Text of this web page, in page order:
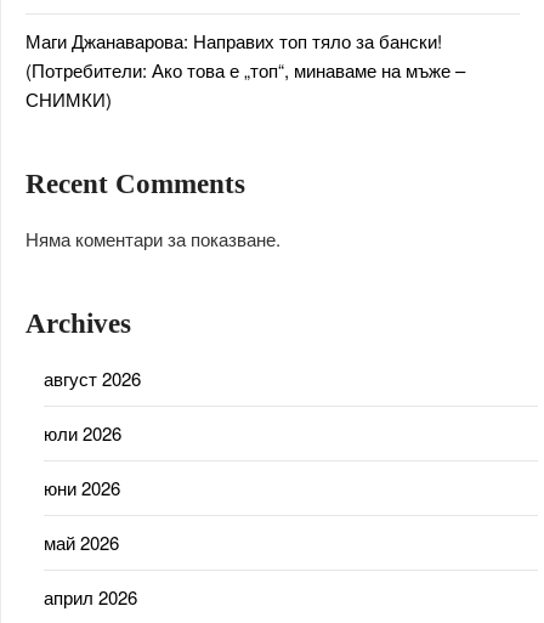
Маги Джанаварова: Направих топ тяло за бански!
(Потребители: Ако това е „топ“, минаваме на мъже –
СНИМКИ)
Recent Comments
Няма коментари за показване.
Archives
август 2026
юли 2026
юни 2026
май 2026
април 2026